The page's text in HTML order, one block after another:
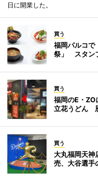
日に開業した。
買う
福岡パルコで
祭」 スタン
買う
福岡のE・ZO
立花うどん
買う
大丸福岡天
売、大谷選手